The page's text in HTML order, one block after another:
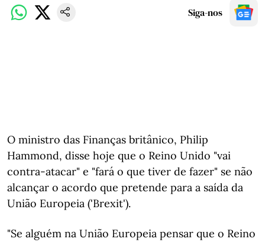
Siga-nos
O ministro das Finanças britânico, Philip
Hammond, disse hoje que o Reino Unido "vai
contra-atacar" e "fará o que tiver de fazer" se não
alcançar o acordo que pretende para a saída da
União Europeia ('Brexit').
"Se alguém na União Europeia pensar que o Reino